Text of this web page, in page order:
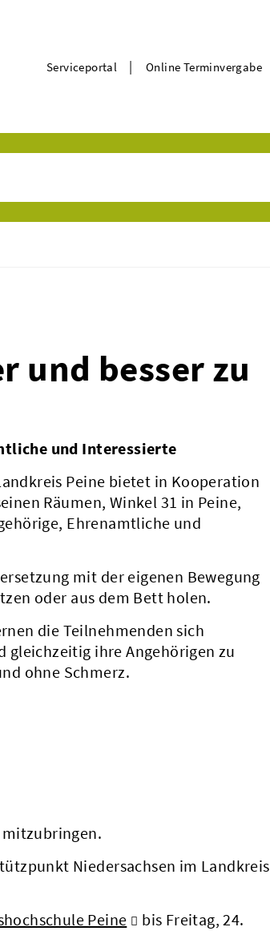
Serviceportal | Online Terminvergabe
und besser zu
und Interessierte
Peine bietet in Kooperation
Räumen, Winkel 31 in Peine,
Ehrenamtliche und
mit der eigenen Bewegung
oder aus dem Bett holen.
die Teilnehmenden sich
gleichzeitig ihre Angehörigen zu
ohne Schmerz.
mitzubringen.
Niedersachsen im Landkreis
Peine
bis Freitag, 24.